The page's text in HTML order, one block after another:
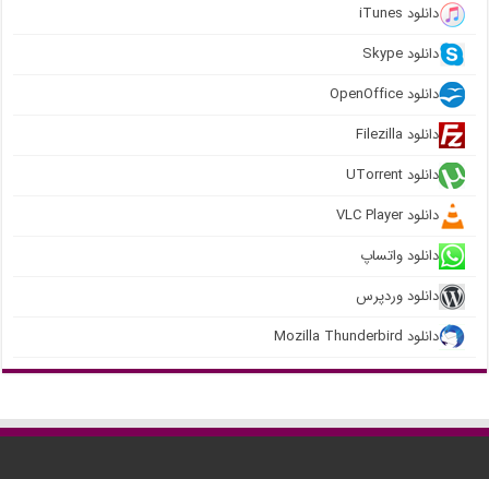
دانلود iTunes
دانلود Skype
دانلود OpenOffice
دانلود Filezilla
دانلود UTorrent
دانلود VLC Player
دانلود واتساپ
دانلود وردپرس
دانلود Mozilla Thunderbird